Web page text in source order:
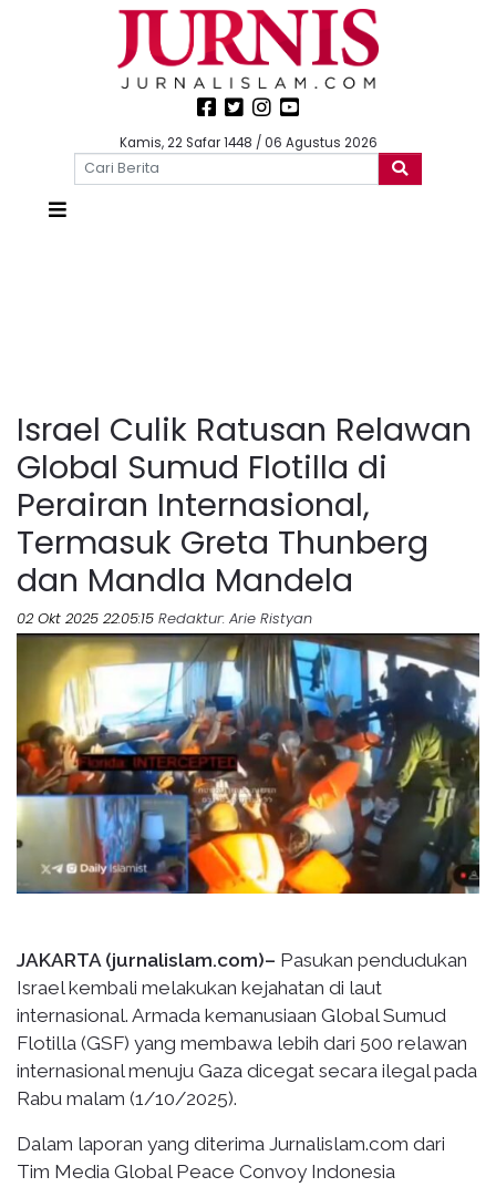
Kamis, 22 Safar 1448 / 06 Agustus 2026
Israel Culik Ratusan Relawan
Global Sumud Flotilla di
Perairan Internasional,
Termasuk Greta Thunberg
dan Mandla Mandela
02 Okt 2025 22:05:15 Redaktur: Arie Ristyan
JAKARTA (jurnalislam.com)– Pasukan pendudukan
Israel kembali melakukan kejahatan di laut
internasional. Armada kemanusiaan Global Sumud
Flotilla (GSF) yang membawa lebih dari 500 relawan
internasional menuju Gaza dicegat secara ilegal pada
Rabu malam (1/10/2025).
Dalam laporan yang diterima Jurnalislam.com dari
Tim Media Global Peace Convoy Indonesia